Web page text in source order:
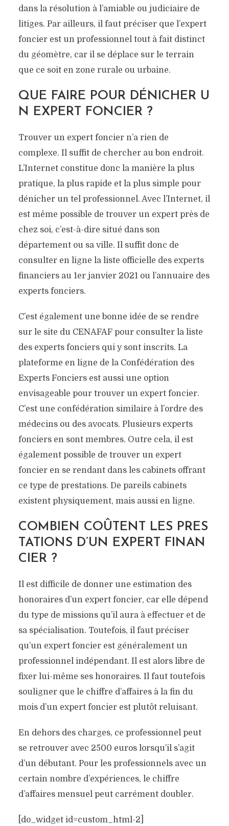
dans la résolution à l’amiable ou judiciaire de
litiges. Par ailleurs, il faut préciser que l’expert
foncier est un professionnel tout à fait distinct
du géomètre, car il se déplace sur le terrain
que ce soit en zone rurale ou urbaine.
QUE FAIRE POUR DÉNICHER U
N EXPERT FONCIER ?
Trouver un expert foncier n’a rien de
complexe. Il suffit de chercher au bon endroit.
L’Internet constitue donc la manière la plus
pratique, la plus rapide et la plus simple pour
dénicher un tel professionnel. Avec l’Internet, il
est même possible de trouver un expert près de
chez soi, c’est-à-dire situé dans son
département ou sa ville. Il suffit donc de
consulter en ligne la liste officielle des experts
financiers au 1er janvier 2021 ou l’annuaire des
experts fonciers.
C’est également une bonne idée de se rendre
sur le site du CENAFAF pour consulter la liste
des experts fonciers qui y sont inscrits. La
plateforme en ligne de la Confédération des
Experts Fonciers est aussi une option
envisageable pour trouver un expert foncier.
C’est une confédération similaire à l’ordre des
médecins ou des avocats. Plusieurs experts
fonciers en sont membres. Outre cela, il est
également possible de trouver un expert
foncier en se rendant dans les cabinets offrant
ce type de prestations. De pareils cabinets
existent physiquement, mais aussi en ligne.
COMBIEN COÛTENT LES PRES
TATIONS D’UN EXPERT FINAN
CIER ?
Il est difficile de donner une estimation des
honoraires d’un expert foncier, car elle dépend
du type de missions qu’il aura à effectuer et de
sa spécialisation. Toutefois, il faut préciser
qu’un expert foncier est généralement un
professionnel indépendant. Il est alors libre de
fixer lui-même ses honoraires. Il faut toutefois
souligner que le chiffre d’affaires à la fin du
mois d’un expert foncier est plutôt reluisant.
En dehors des charges, ce professionnel peut
se retrouver avec 2500 euros lorsqu’il s’agit
d’un débutant. Pour les professionnels avec un
certain nombre d’expériences, le chiffre
d’affaires mensuel peut carrément doubler.
[do_widget id=custom_html-2]